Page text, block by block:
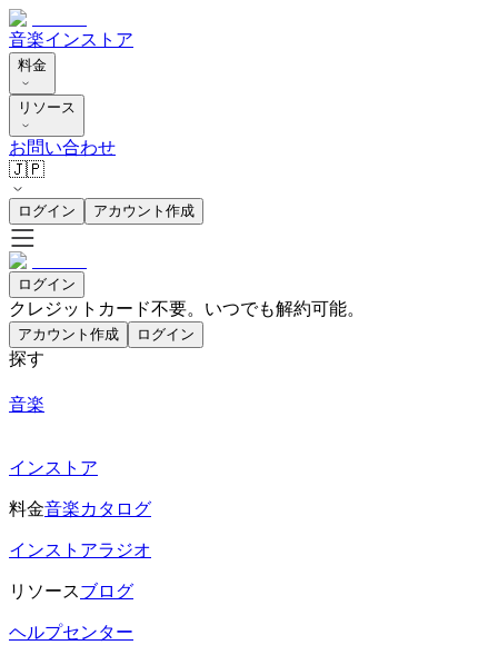
音楽インストア
料金
リソース
お問い合わせ
🇯🇵
ログイン アカウント作成
ログイン
クレジットカード不要。いつでも解約可能。
アカウント作成 ログイン
探す
音楽
インストア
料金音楽カタログ
インストアラジオ
リソースブログ
ヘルプセンター